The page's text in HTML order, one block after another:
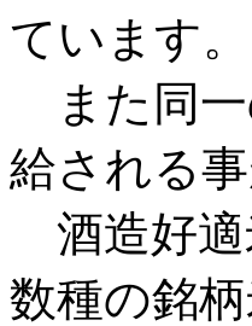
ています。
また同一
給される事
酒造好適
数種の銘